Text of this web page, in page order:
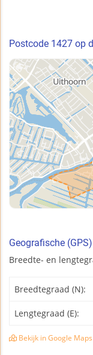
Postcode 1427 op
Geografische
Breedte- en
Breedtegraad (N):
Lengtegraad (E):
Bekijk in Google Maps